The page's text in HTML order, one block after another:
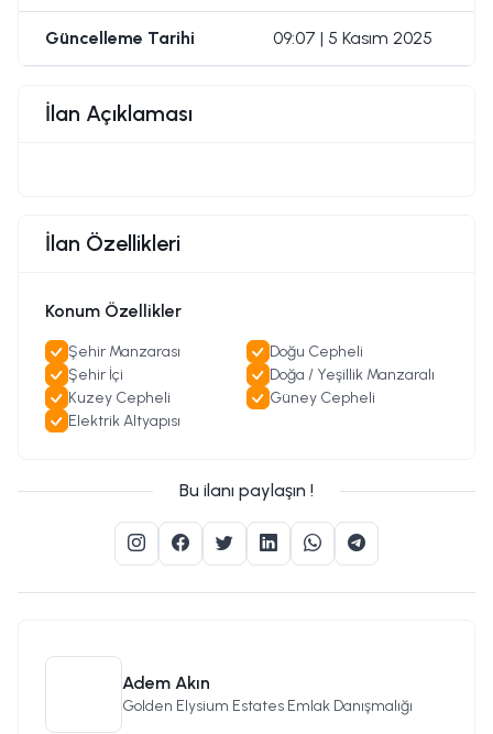
Güncelleme Tarihi 09:07 | 5 Kasım 2025
İlan Açıklaması
İlan Özellikleri
Konum Özellikler
Şehir Manzarası
Doğu Cepheli
Şehir İçi
Doğa / Yeşillik Manzaralı
Kuzey Cepheli
Güney Cepheli
Elektrik Altyapısı
Bu ilanı paylaşın !
Adem Akın
Golden Elysium Estates Emlak Danışmalığı